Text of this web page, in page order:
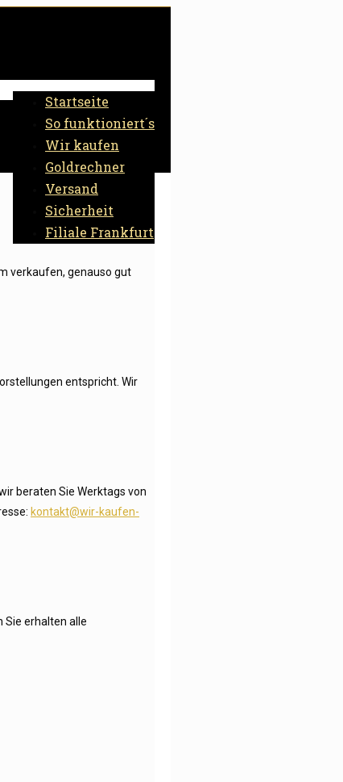
Startseite
So funktioniert´s
Wir kaufen
Goldrechner
Versand
Sicherheit
Filiale Frankfurt
verkaufen, genauso gut
entspricht. Wir
beraten Sie Werktags von
kontakt@wir-kaufen-
Sie erhalten alle